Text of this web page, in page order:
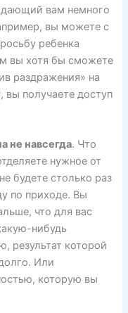
дающий вам немного
вы можете с
ребенка
вы хотя бы сможете
раздражения» на
вы получаете доступ
не навсегда. Что
нужное от
будете столько раз
по приходе. Вы
что для вас
нибудь
результат которой
Или
которую вы